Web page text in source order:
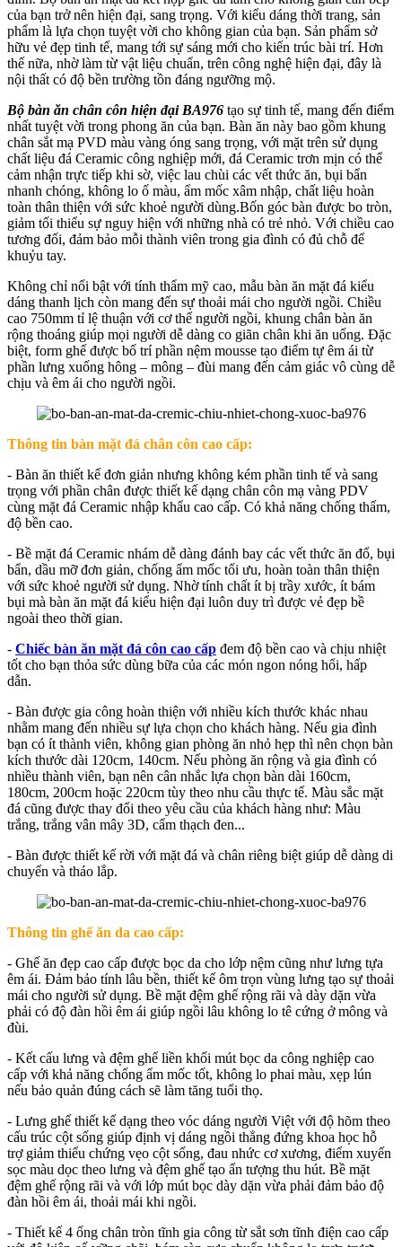
của bạn trở nên hiện đại, sang trọng. Với kiểu dáng thời trang, sản
phẩm là lựa chọn tuyệt vời cho không gian của bạn. Sản phẩm sở
hữu vẻ đẹp tinh tế, mang tới sự sáng mới cho kiến trúc bài trí. Hơn
thế nữa, nhờ làm từ vật liệu chuẩn, trên công nghệ hiện đại, đây là
nội thất có độ bền trường tồn đáng ngưỡng mộ.
Bộ bàn ăn chân côn hiện đại BA976 tạo sự tinh tế, mang đến điểm
nhất tuyệt vời trong phong ăn của bạn. Bàn ăn này bao gồm khung
chân sắt mạ PVD màu vàng óng sang trọng, với mặt trên sử dụng
chất liệu đá Ceramic công nghiệp mới, đá Ceramic trơn mịn có thể
cảm nhận trực tiếp khi sờ, việc lau chùi các vết thức ăn, bụi bẩn
nhanh chóng, không lo ố màu, ẩm mốc xâm nhập, chất liệu hoàn
toàn thân thiện với sức khoẻ người dùng.Bốn góc bàn được bo tròn,
giảm tối thiểu sự nguy hiện với những nhà có trẻ nhỏ. Với chiều cao
tương đối, đảm bảo mỗi thành viên trong gia đình có đủ chỗ để
khuỷu tay.
Không chỉ nổi bật với tính thẩm mỹ cao, mẫu bàn ăn mặt đá kiểu
dáng thanh lịch còn mang đến sự thoải mái cho người ngồi. Chiều
cao 750mm tỉ lệ thuận với cơ thể người ngồi, khung chân bàn ăn
rộng thoáng giúp mọi người dễ dàng co giãn chân khi ăn uống. Đặc
biệt, form ghế được bố trí phần nệm mousse tạo điểm tự êm ái từ
phần lưng xuống hông – mông – đùi mang đến cảm giác vô cùng dễ
chịu và êm ái cho người ngồi.
Thông tin bàn mặt đá chân côn cao cấp:
- Bàn ăn thiết kế đơn giản nhưng không kém phần tinh tế và sang
trọng với phần chân được thiết kế dạng chân côn mạ vàng PDV
cùng mặt đá Ceramic nhập khẩu cao cấp. Có khả năng chống thấm,
độ bền cao.
- Bề mặt đá Ceramic nhám dễ dàng đánh bay các vết thức ăn đổ, bụi
bẩn, dầu mỡ đơn giản, chống ẩm mốc tối ưu, hoàn toàn thân thiện
với sức khoẻ người sử dụng. Nhờ tính chất ít bị trầy xước, ít bám
bụi mà bàn ăn mặt đá kiểu hiện đại luôn duy trì được vẻ đẹp bề
ngoài theo thời gian.
- Chiếc bàn ăn mặt đá côn cao cấp đem độ bền cao và chịu nhiệt
tốt cho bạn thỏa sức dùng bữa của các món ngon nóng hổi, hấp
dẫn.
- Bàn được gia công hoàn thiện với nhiều kích thước khác nhau
nhằm mang đến nhiều sự lựa chọn cho khách hàng. Nếu gia đình
bạn có ít thành viên, không gian phòng ăn nhỏ hẹp thì nên chọn bàn
kích thước dài 120cm, 140cm. Nếu phòng ăn rộng và gia đình có
nhiều thành viên, bạn nên cân nhắc lựa chọn bàn dài 160cm,
180cm, 200cm hoặc 220cm tùy theo nhu cầu thực tế. Màu sắc mặt
đá cũng được thay đổi theo yêu cầu của khách hàng như: Màu
trắng, trắng vân mây 3D, cẩm thạch đen...
- Bàn được thiết kế rời với mặt đá và chân riêng biệt giúp dễ dàng di
chuyển và tháo lắp.
Thông tin ghế ăn da cao cấp:
- Ghế ăn đẹp cao cấp được bọc da cho lớp nệm cũng như lưng tựa
êm ái. Đảm bảo tính lâu bền, thiết kế ôm trọn vùng lưng tạo sự thoải
mái cho người sử dụng. Bề mặt đệm ghế rộng rãi và dày dặn vừa
phải có độ đàn hồi êm ái giúp ngồi lâu không lo tê cứng ở mông và
đùi.
- Kết cấu lưng và đệm ghế liền khối mút bọc da công nghiệp cao
cấp với khả năng chống ẩm mốc tốt, không lo phai màu, xẹp lún
nếu bảo quản đúng cách sẽ làm tăng tuổi thọ.
- Lưng ghế thiết kế dạng theo vóc dáng người Việt với độ hõm theo
cấu trúc cột sống giúp định vị dáng ngồi thẳng đứng khoa học hỗ
trợ giảm thiểu chứng vẹo cột sống, đau nhức cơ xương, điểm xuyến
sọc màu dọc theo lưng và đệm ghế tạo ấn tượng thu hút. Bề mặt
đệm ghế rộng rãi và với lớp mút bọc dày dặn vừa phải đảm bảo độ
đàn hồi êm ái, thoải mái khi ngồi.
- Thiết kế 4 ống chân tròn tĩnh gia công từ sắt sơn tĩnh điện cao cấp